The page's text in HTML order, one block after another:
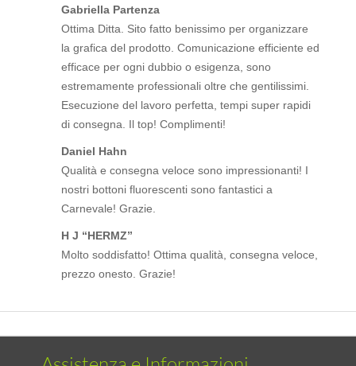
Gabriella Partenza
Ottima Ditta. Sito fatto benissimo per organizzare
la grafica del prodotto. Comunicazione efficiente ed
efficace per ogni dubbio o esigenza, sono
estremamente professionali oltre che gentilissimi.
Esecuzione del lavoro perfetta, tempi super rapidi
di consegna. Il top! Complimenti!
Daniel Hahn
Qualità e consegna veloce sono impressionanti! I
nostri bottoni fluorescenti sono fantastici a
Carnevale! Grazie.
H J “HERMZ”
Molto soddisfatto! Ottima qualità, consegna veloce,
prezzo onesto. Grazie!